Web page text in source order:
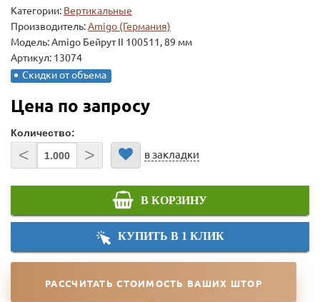
Категории: Вертикальные
Производитель:Amigo (Германия)
Модель:Amigo Бейрут II 100511, 89 мм
Артикул: 13074
Скидки от объема
Цена по запросу
Количество:
< > в закладки
В КОРЗИНУ
КУПИТЬ В 1 КЛИК
РАССЧИТАТЬ СТОИМОСТЬ ВАШИХ ШТОР